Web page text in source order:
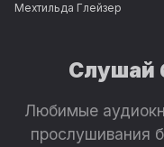
Мехтильда Глейзер
Слушай
Любимые
прослушивания